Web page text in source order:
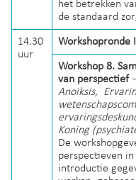
het betrekken
de standaard
14.30
uur
Workshopronde II
Workshop 8.
van perspectief
Anoiksis,
Koning
De
perspectieven
introductie